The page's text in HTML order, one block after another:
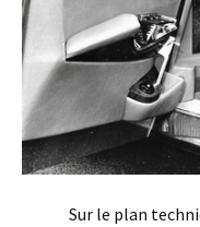
Sur le plan